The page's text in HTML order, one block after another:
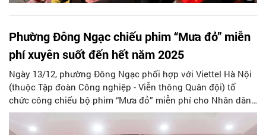
Phường Đông Ngạc chiếu phim “Mưa đỏ” miễn
phí xuyên suốt đến hết năm 2025
Ngày 13/12, phường Đông Ngạc phối hợp với Viettel Hà Nội
(thuộc Tập đoàn Công nghiệp - Viễn thông Quân đội) tổ
chức công chiếu bộ phim “Mưa đỏ” miễn phí cho Nhân dân
và cán bộ trên địa bàn chào mừng Kỷ niệm 81 năm ngày
thành lập Quân đội Nhân dân Việt Nam (22/12).